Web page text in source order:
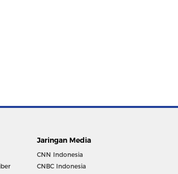
Jaringan Media
CNN Indonesia
CNBC Indonesia